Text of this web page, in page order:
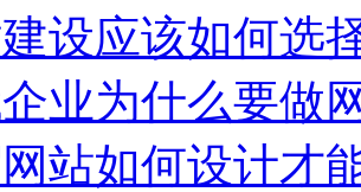
设应该如何选
业为什么要做
站如何设计才